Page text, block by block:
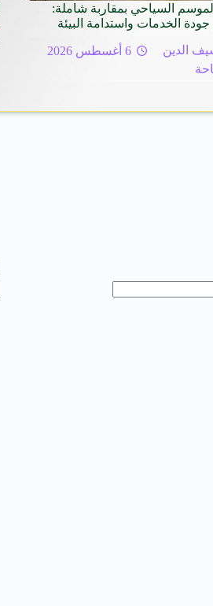
السياحي بمقاربة شاملة:
جودة الخدمات واستدامة البيئة
الدين
6 أغسطس 2026